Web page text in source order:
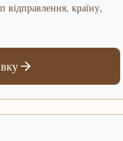
відправлення, країну,